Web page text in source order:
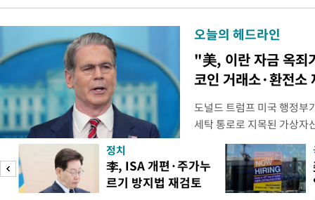
오늘의 헤드라인
"美, 이란 자금 옥죄
코인 거래소·환전소
도널드 트럼프 미국 행정부
세탁 통로로 지목된 가상자
무더기 제재했다. 미 재무
이란혁명수비대(IRGC) 자
래소와, 이란의 해외 석유
트워크를 각각 제재한다고
정치
李, ISA 개편·주가누
르기 방지법 재검토